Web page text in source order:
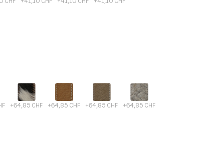
+64,85 CHF +64,85 CHF +64,85 CHF +64,85 CHF